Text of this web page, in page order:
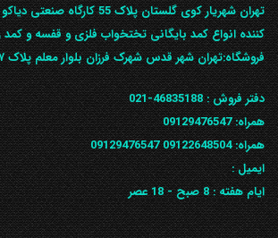
تهران شهریار کوی گلستان پلاک 55
کننده انواع کمد بایگانی تختخواب فلزی و قفسه و
ف‍روشگاه:تهران شهر قدس شهرک فرزان بلوار معلم پلاک ۳۷
دفتر فروش :46835188-021
همراه:09129476547
همراه: 09122648504
09129476547
ایمیل :
ایام هفته :8 صبح - 18 عصر